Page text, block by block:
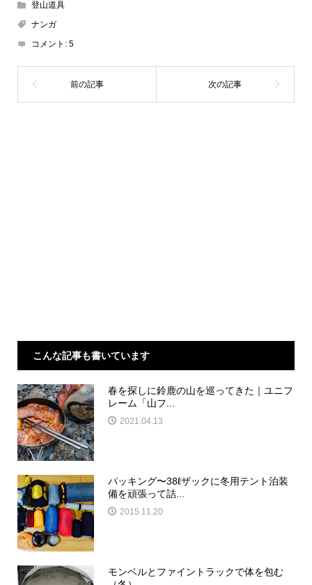
登山道具
ナンガ
コメント: 5
こんな記事も書いています
春を探しに鈴鹿の山を巡ってきた｜ユニフ
レーム「山フ...
2021.04.13
パッキング〜38ℓザックに冬用テント泊装
備を頑張って詰...
2015.11.20
モンベルとファイントラックで体を包む